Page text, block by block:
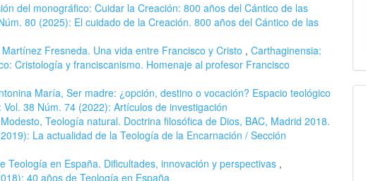
del monográfico: Cuidar la Creación: 800 años del Cántico de las
80 (2025): El cuidado de la Creación. 800 años del Cántico de las
Fresneda. Una vida entre Francisco y Cristo , Carthaginensia:
Cristología y franciscanismo. Homenaje al profesor Francisco
María, Ser madre: ¿opción, destino o vocación? Espacio teológico
38 Núm. 74 (2022): Artículos de investigación
Teología natural. Doctrina filosófica de Dios, BAC, Madrid 2018.
La actualidad de la Teología de la Encarnación / Sección
Teología en España. Dificultades, innovación y perspectivas ,
40 años de Teología en España